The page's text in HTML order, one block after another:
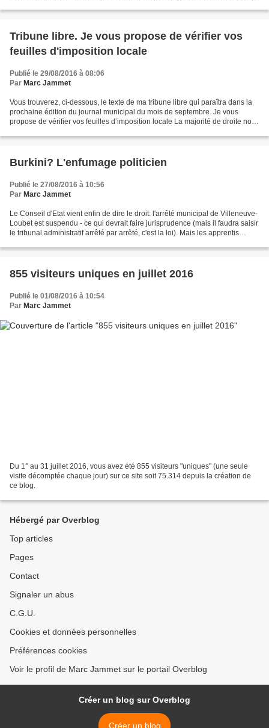
Tribune libre. Je vous propose de vérifier vos
feuilles d'imposition locale
Publié le 29/08/2016 à 08:06
Par Marc Jammet
Vous trouverez, ci-dessous, le texte de ma tribune libre qui paraîtra dans la
prochaine édition du journal municipal du mois de septembre. Je vous
propose de vérifier vos feuilles d’imposition locale La majorité de droite nous
Burkini? L'enfumage politicien
Publié le 27/08/2016 à 10:56
Par Marc Jammet
Le Conseil d'Etat vient enfin de dire le droit: l'arrêté municipal de Villeneuve-
Loubet est suspendu - ce qui devrait faire jurisprudence (mais il faudra saisir
le tribunal administratif arrêté par arrêté, c'est la loi). Mais les apprentis
855 visiteurs uniques en juillet 2016
Publié le 01/08/2016 à 10:54
Par Marc Jammet
Du 1° au 31 juillet 2016, vous avez été 855 visiteurs "uniques" (une seule
visite décomptée chaque jour) sur ce site soit 75.314 depuis la création de
ce blog.
Hébergé par Overblog
Top articles
Pages
Contact
Signaler un abus
C.G.U.
Cookies et données personnelles
Préférences cookies
Voir le profil de Marc Jammet sur le portail Overblog
Créer un blog sur Overblog
Créer un blog